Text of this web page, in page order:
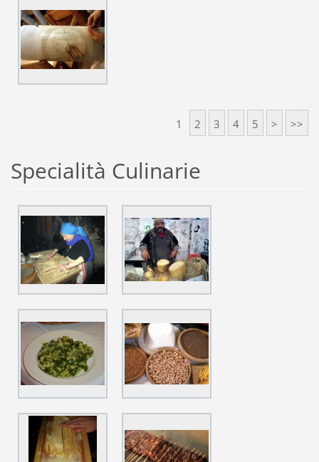
1 2 3 4 5 > >>
Specialità Culinarie